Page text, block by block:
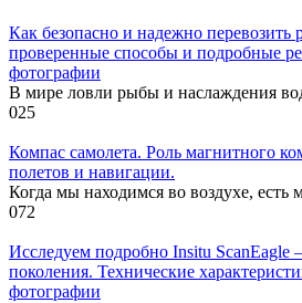
Как безопасно и надежно перевозить
проверенные способы и подробные
фотографии
В мире ловли рыбы и наслаждения
025
Компас самолета. Роль магнитного
полетов и навигации.
Когда мы находимся во воздухе, есть
072
Исследуем подробно Insitu ScanEagle
поколения. Технические
фотографии